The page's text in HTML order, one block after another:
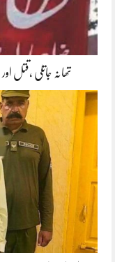
تھانہ جاتلی ،قتل